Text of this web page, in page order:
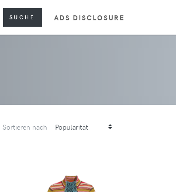
SUCHE ADS DISCLOSURE
Sortieren nach